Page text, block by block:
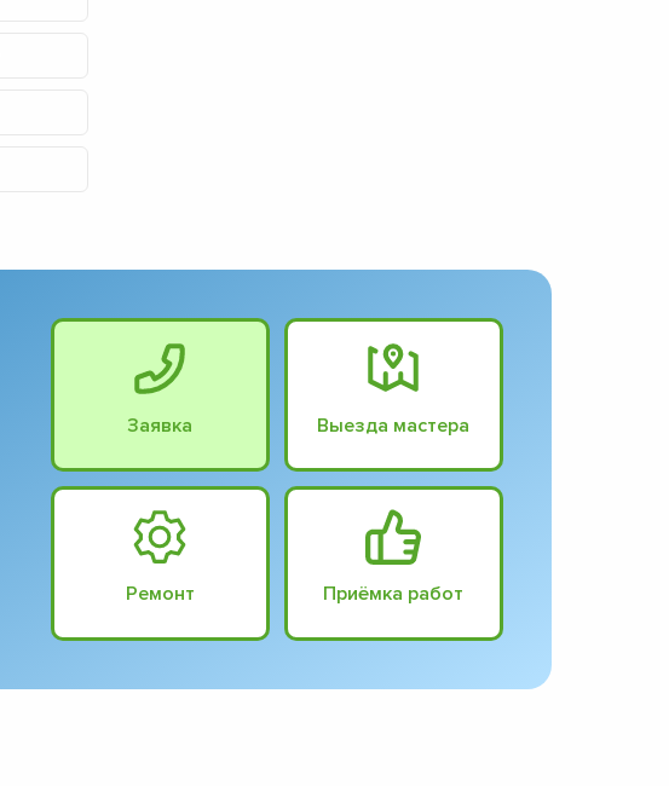
Заявка Выезда мастера
Ремонт Приёмка работ